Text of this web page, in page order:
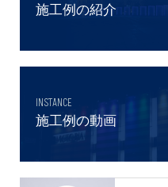
施工例の紹介
INSTANCE
施工例の動画